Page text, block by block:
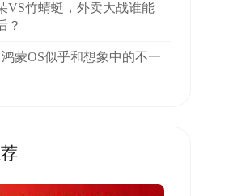
VS竹蜻蜓，外卖大战谁能
？
蒙OS似乎和想象中的不一